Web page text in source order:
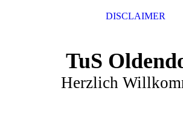
TuS
Herzlich
DISCLAIMER